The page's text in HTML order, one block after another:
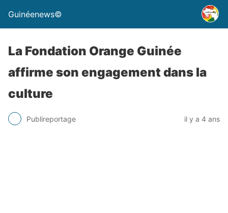
Guinéenews©
La Fondation Orange Guinée
affirme son engagement dans la
culture
Publireportage il y a 4 ans